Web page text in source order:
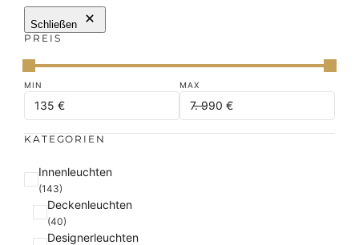
Schließen
PREIS
KATEGORIEN
K
a
Innenleuchten
(143)
Deckenleuchten
(40)
Designerleuchten